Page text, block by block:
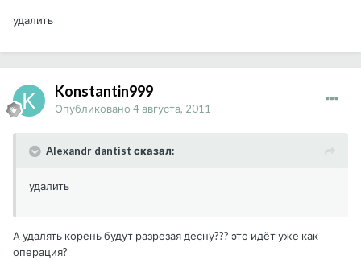
удалить
Konstantin999
Опубликовано 4 августа, 2011
Alexandr dantist сказал:
удалить
А удалять корень будут разрезая десну??? это идёт уже как
операция?